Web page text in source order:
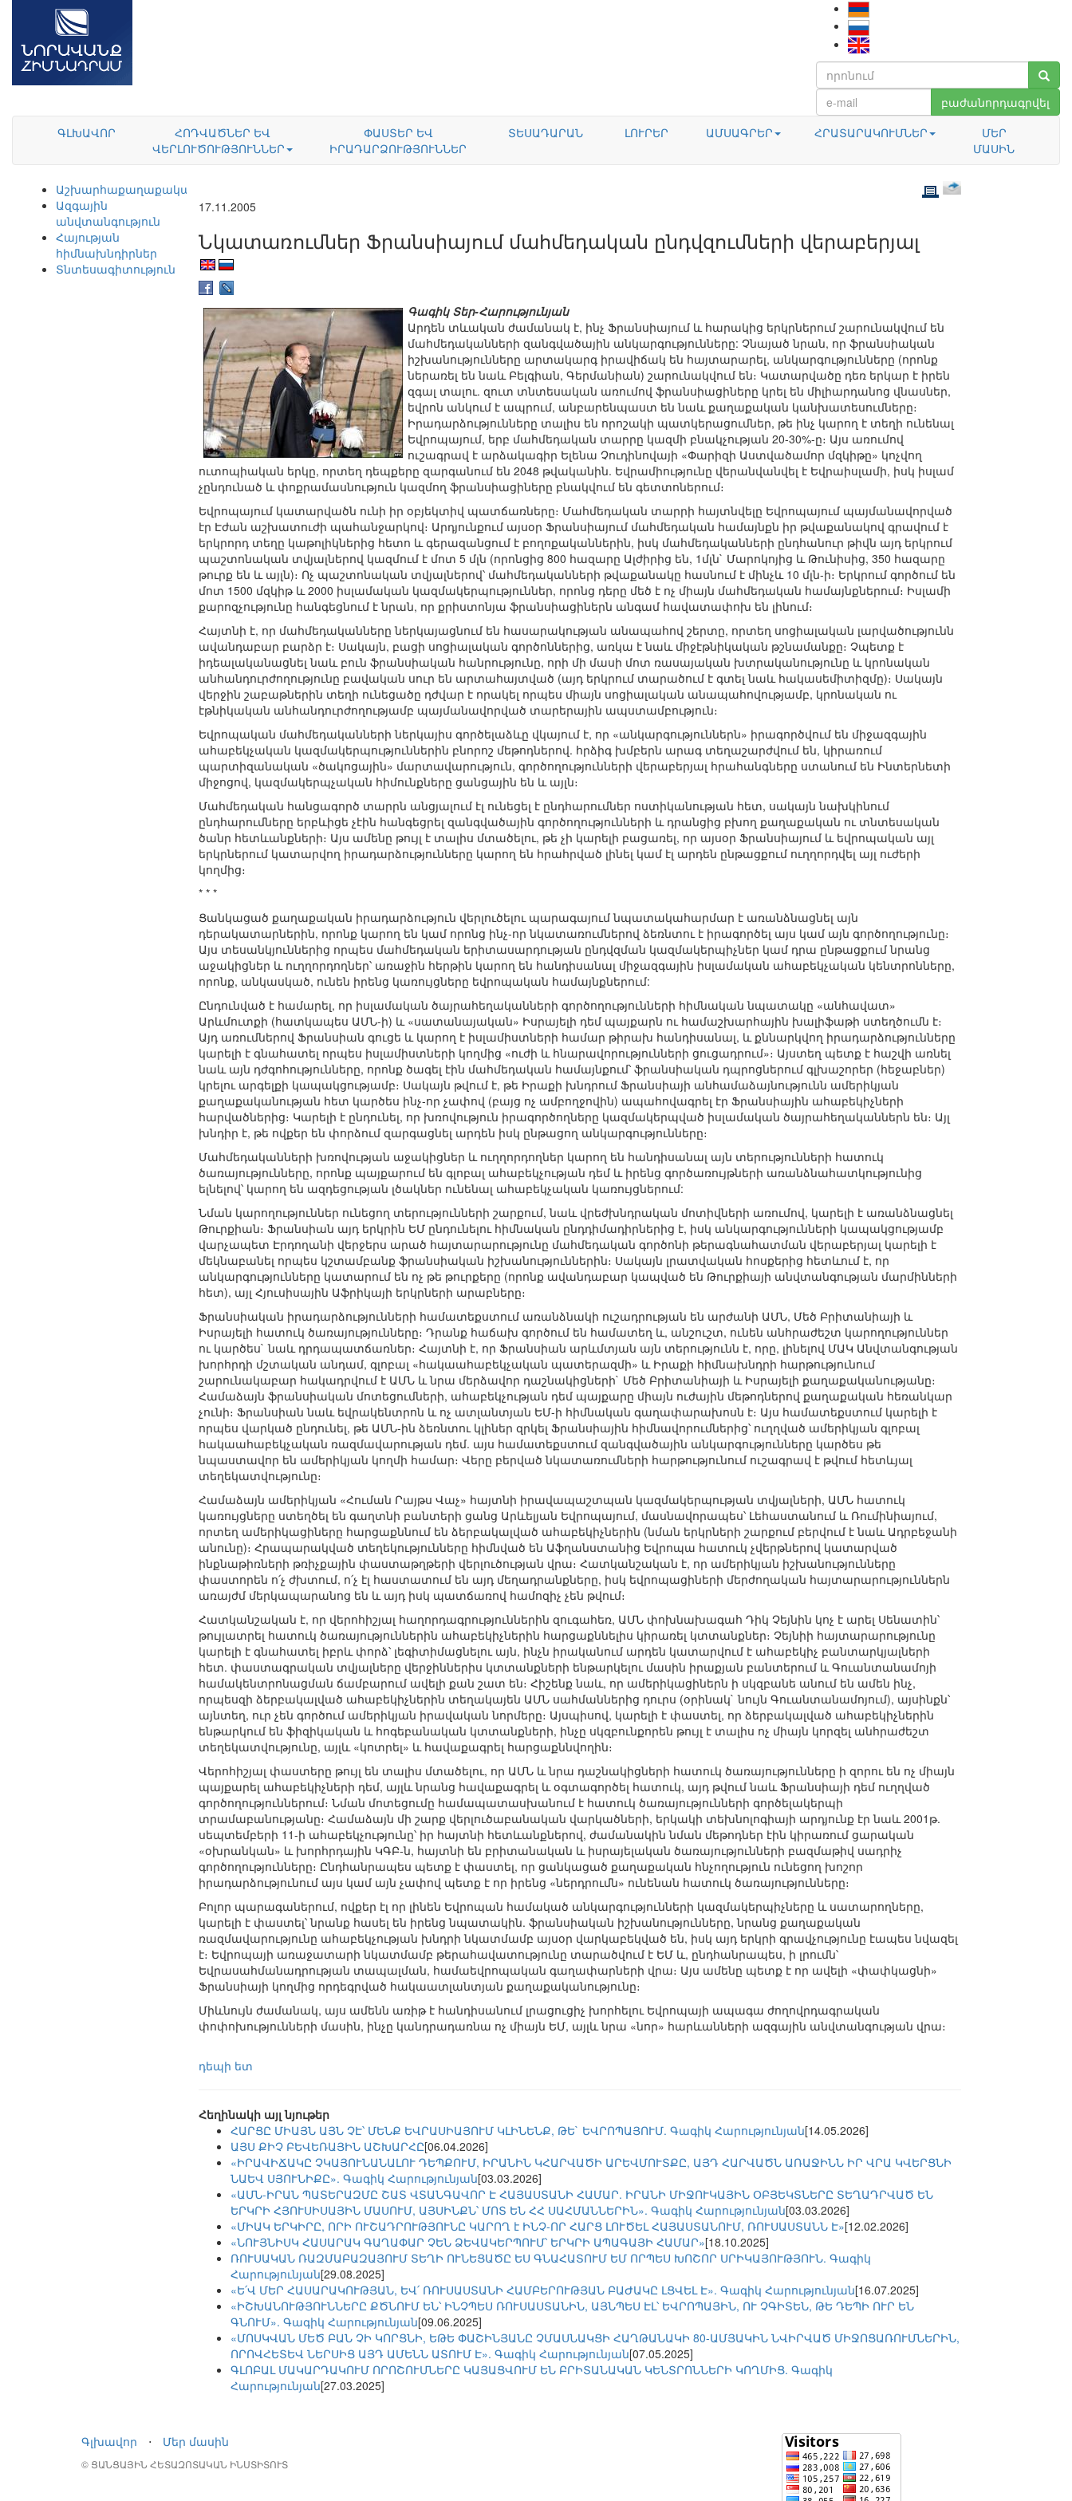
բաժանորդագրվել
ԳԼԽԱՎՈՐ
ՀՈԴՎԱԾՆԵՐ ԵՎ
ՎԵՐԼՈՒԾՈՒԹՅՈՒՆՆԵՐ
ՓԱՍՏԵՐ ԵՎ
ԻՐԱԴԱՐՁՈՒԹՅՈՒՆՆԵՐ
ՏԵՍԱԴԱՐԱՆ ԼՈՒՐԵՐ ԱՄՍԱԳՐԵՐ ՀՐԱՏԱՐԱԿՈՒՄՆԵՐ
ՄԵՐ
ՄԱՍԻՆ
Աշխարհաքաղաքականություն
Ազգային
անվտանգություն
Հայության
հիմնախնդիրներ
Տնտեսագիտություն
17.11.2005
Նկատառումներ Ֆրանսիայում մահմեդական ընդվզումների վերաբերյալ
Գագիկ Տեր-Հարությունյան
Արդեն տևական ժամանակ է, ինչ Ֆրանսիայում և հարակից երկրներում շարունակվում են
մահմեդականների զանգվածային անկարգությունները: Չնայած նրան, որ ֆրանսիական
իշխանությունները արտակարգ իրավիճակ են հայտարարել, անկարգությունները (որոնք
ներառել են նաև Բելգիան, Գերմանիան) շարունակվում են։ Կատարվածը դեռ երկար է իրեն
զգալ տալու. զուտ տնտեսական առումով ֆրանսիացիները կրել են միլիարդանոց վնասներ,
եվրոն անկում է ապրում, անբարենպաստ են նաև քաղաքական կանխատեսումները։
Իրադարձությունները տալիս են որոշակի պատկերացումներ, թե ինչ կարող է տեղի ունենալ
Եվրոպայում, երբ մահմեդական տարրը կազմի բնակչության 20-30%-ը։ Այս առումով
ուշագրավ է արձակագիր Ելենա Չուդինովայի «Փարիզի Աստվածամոր մզկիթը» կոչվող
ուտոպիական երկը, որտեղ դեպքերը զարգանում են 2048 թվականին. Եվրամիությունը վերանվանվել է Եվրաիսլամի, իսկ իսլամ
չընդունած և փոքրամասնություն կազմող ֆրանսիացիները բնակվում են գետտոներում։
Եվրոպայում կատարվածն ունի իր օբյեկտիվ պատճառները։ Մահմեդական տարրի հայտնվելը Եվրոպայում պայմանավորված
էր Էժան աշխատուժի պահանջարկով։ Արդյունքում այսօր Ֆրանսիայում մահմեդական համայնքն իր թվաքանակով գրավում է
երկրորդ տեղը կաթոլիկներից հետո և գերազանցում է բողոքականներին, իսկ մահմեդականների ընդհանուր թիվն այդ երկրում
պաշտոնական տվյալներով կազմում է մոտ 5 մլն (որոնցից 800 հազարը Ալժիրից են, 1մլն` Մարոկոյից և Թունիսից, 350 հազարը
թուրք են և այլն)։ Ոչ պաշտոնական տվյալներով՝ մահմեդականների թվաքանակը հասնում է մինչև 10 մլն-ի։ Երկրում գործում են
մոտ 1500 մզկիթ և 2000 իսլամական կազմակերպություններ, որոնց դերը մեծ է ոչ միայն մահմեդական համայնքներում։ Իսլամի
քարոզչությունը հանգեցնում է նրան, որ քրիստոնյա ֆրանսիացիներն անգամ հավատափոխ են լինում։
Հայտնի է, որ մահմեդականները ներկայացնում են հասարակության անապահով շերտը, որտեղ սոցիալական լարվածությունն
ավանդաբար բարձր է։ Սակայն, բացի սոցիալական գործոններից, առկա է նաև միջէթնիկական թշնամանքը։ Չպետք է
իդեալականացնել նաև բուն ֆրանսիական հանրությունը, որի մի մասի մոտ ռասայական խտրականությունը և կրոնական
անհանդուրժողությունը բավական սուր են արտահայտված (այդ երկրում տարածում է գտել նաև հակասեմիտիզմը)։ Սակայն
վերջին շաբաթներին տեղի ունեցածը դժվար է որակել որպես միայն սոցիալական անապահովությամբ, կրոնական ու
էթնիկական անհանդուրժողությամբ պայմանավորված տարերային ապստամբություն։
Եվրոպական մահմեդականների ներկայիս գործելաձևը վկայում է, որ «անկարգություններն» իրագործվում են միջազգային
ահաբեկչական կազմակերպություններին բնորոշ մեթոդներով. հրձիգ խմբերն արագ տեղաշարժվում են, կիրառում
պարտիզանական «ծակոցային» մարտավարություն, գործողությունների վերաբերյալ հրահանգները ստանում են Ինտերնետի
միջոցով, կազմակերպչական հիմունքները ցանցային են և այլն։
Մահմեդական հանցագործ տարրն անցյալում էլ ունեցել է ընդհարումներ ոստիկանության հետ, սակայն նախկինում
ընդհարումները երբևիցե չէին հանգեցրել զանգվածային գործողությունների և դրանցից բխող քաղաքական ու տնտեսական
ծանր հետևանքների։ Այս ամենը թույլ է տալիս մտածելու, թե չի կարելի բացառել, որ այսօր Ֆրանսիայում և եվրոպական այլ
երկրներում կատարվող իրադարձությունները կարող են հրահրված լինել կամ էլ արդեն ընթացքում ուղղորդվել այլ ուժերի
կողմից։
* * *
Ցանկացած քաղաքական իրադարձություն վերլուծելու պարագայում նպատակահարմար է առանձնացնել այն
դերակատարներին, որոնք կարող են կամ որոնց ինչ-որ նկատառումներով ձեռնտու է իրագործել այս կամ այն գործողությունը։
Այս տեսանկյուններից որպես մահմեդական երիտասարդության ընդվզման կազմակերպիչներ կամ դրա ընթացքում նրանց
աջակիցներ և ուղղորդողներ՝ առաջին հերթին կարող են հանդիսանալ միջազգային իսլամական ահաբեկչական կենտրոնները,
որոնք, անկասկած, ունեն իրենց կառույցները եվրոպական համայնքներում:
Ընդունված է համարել, որ իսլամական ծայրահեղականների գործողությունների հիմնական նպատակը «անհավատ»
Արևմուտքի (հատկապես ԱՄՆ-ի) և «սատանայական» Իսրայելի դեմ պայքարն ու համաշխարհային խալիֆաթի ստեղծումն է։
Այդ առումներով Ֆրանսիան գուցե և կարող է իսլամիստների համար թիրախ հանդիսանալ, և քննարկվող իրադարձությունները
կարելի է գնահատել որպես իսլամիստների կողմից «ուժի և հնարավորությունների ցուցադրում»։ Այստեղ պետք է հաշվի առնել
նաև այն դժգոհությունները, որոնք ծագել էին մահմեդական համայնքում՝ ֆրանսիական դպրոցներում գլխաշորեր (հեջաբներ)
կրելու արգելքի կապակցությամբ։ Սակայն թվում է, թե Իրաքի խնդրում Ֆրանսիայի անհամաձայնությունն ամերիկյան
քաղաքականության հետ կարծես ինչ-որ չափով (բայց ոչ ամբողջովին) ապահովագրել էր Ֆրանսիային ահաբեկիչների
հարվածներից։ Կարելի է ընդունել, որ խռովություն իրագործողները կազմակերպված իսլամական ծայրահեղականներն են։ Այլ
խնդիր է, թե ովքեր են փորձում զարգացնել արդեն իսկ ընթացող անկարգությունները։
Մահմեդականների խռովության աջակիցներ և ուղղորդողներ կարող են հանդիսանալ այն տերությունների հատուկ
ծառայությունները, որոնք պայքարում են գլոբալ ահաբեկչության դեմ և իրենց գործառույթների առանձնահատկությունից
ելնելով՝ կարող են ազդեցության լծակներ ունենալ ահաբեկչական կառույցներում:
Նման կարողություններ ունեցող տերությունների շարքում, նաև վրեժխնդրական մոտիվների առումով, կարելի է առանձնացնել
Թուրքիան։ Ֆրանսիան այդ երկրին ԵՄ ընդունելու հիմնական ընդդիմադիրներից է, իսկ անկարգությունների կապակցությամբ
վարչապետ Էրդողանի վերջերս արած հայտարարությունը մահմեդական գործոնի թերագնահատման վերաբերյալ կարելի է
մեկնաբանել որպես կշտամբանք ֆրանսիական իշխանություններին։ Սակայն լրատվական հոսքերից հետևում է, որ
անկարգությունները կատարում են ոչ թե թուրքերը (որոնք ավանդաբար կապված են Թուրքիայի անվտանգության մարմինների
հետ), այլ Հյուսիսային Աֆրիկայի երկրների արաբները։
Ֆրանսիական իրադարձությունների համատեքստում առանձնակի ուշադրության են արժանի ԱՄՆ, Մեծ Բրիտանիայի և
Իսրայելի հատուկ ծառայությունները։ Դրանք հաճախ գործում են համատեղ և, անշուշտ, ունեն անհրաժեշտ կարողություններ
ու կարծես` նաև դրդապատճառներ։ Հայտնի է, որ Ֆրանսիան արևմտյան այն տերությունն է, որը, լինելով ՄԱԿ Անվտանգության
խորհրդի մշտական անդամ, գլոբալ «հակաահաբեկչական պատերազմի» և Իրաքի հիմնախնդրի հարթությունում
շարունակաբար հակադրվում է ԱՄՆ և նրա մերձավոր դաշնակիցների` Մեծ Բրիտանիայի և Իսրայելի քաղաքականությանը։
Համաձայն ֆրանսիական մոտեցումների, ահաբեկչության դեմ պայքարը միայն ուժային մեթոդներով քաղաքական հեռանկար
չունի։ Ֆրանսիան նաև եվրակենտրոն և ոչ ատլանտյան ԵՄ-ի հիմնական գաղափարախոսն է։ Այս համատեքստում կարելի է
որպես վարկած ընդունել, թե ԱՄՆ-ին ձեռնտու կլիներ զրկել Ֆրանսիային հիմնավորումներից՝ ուղղված ամերիկյան գլոբալ
հակաահաբեկչական ռազմավարության դեմ. այս համատեքստում զանգվածային անկարգությունները կարծես թե
նպաստավոր են ամերիկյան կողմի համար։ Վերը բերված նկատառումների հարթությունում ուշագրավ է թվում հետևյալ
տեղեկատվությունը։
Համաձայն ամերիկյան «Հուման Րայթս Վաչ» հայտնի իրավապաշտպան կազմակերպության տվյալների, ԱՄՆ հատուկ
կառույցները ստեղծել են գաղտնի բանտերի ցանց Արևելյան Եվրոպայում, մասնավորապես՝ Լեհաստանում և Ռումինիայում,
որտեղ ամերիկացիները հարցաքննում են ձերբակալված ահաբեկիչներին (նման երկրների շարքում բերվում է նաև Ադրբեջանի
անունը)։ Հրապարակված տեղեկությունները հիմնված են Աֆղանստանից Եվրոպա հատուկ չվերթներով կատարված
ինքնաթիռների թռիչքային փաստաթղթերի վերլուծության վրա։ Հատկանշական է, որ ամերիկյան իշխանությունները
փաստորեն ո՛չ ժխտում, ո՛չ էլ հաստատում են այդ մեղադրանքները, իսկ եվրոպացիների մերժողական հայտարարություններն
առայժմ մերկապարանոց են և այդ իսկ պատճառով համոզիչ չեն թվում։
Հատկանշական է, որ վերոհիշյալ հաղորդագրություններին զուգահեռ, ԱՄՆ փոխնախագահ Դիկ Չեյնին կոչ է արել Սենատին՝
թույլատրել հատուկ ծառայություններին ահաբեկիչներին հարցաքննելիս կիրառել կտտանքներ։ Չեյնիի հայտարարությունը
կարելի է գնահատել իբրև փորձ՝ լեգիտիմացնելու այն, ինչն իրականում արդեն կատարվում է ահաբեկիչ բանտարկյալների
հետ. փաստագրական տվյալները վերջիններիս կտտանքների ենթարկելու մասին իրաքյան բանտերում և Գուանտանամոյի
համակենտրոնացման ճամբարում ավելի քան շատ են։ Հիշենք նաև, որ ամերիկացիներն ի սկզբանե անում են ամեն ինչ,
որպեսզի ձերբակալված ահաբեկիչներին տեղակայեն ԱՄՆ սահմաններից դուրս (օրինակ` նույն Գուանտանամոյում), այսինքն՝
այնտեղ, ուր չեն գործում ամերիկյան իրավական նորմերը։ Այսպիսով, կարելի է փաստել, որ ձերբակալված ահաբեկիչներին
ենթարկում են ֆիզիկական և հոգեբանական կտտանքների, ինչը սկզբունքորեն թույլ է տալիս ոչ միայն կորզել անհրաժեշտ
տեղեկատվությունը, այլև «կոտրել» և հավաքագրել հարցաքննվողին։
Վերոհիշյալ փաստերը թույլ են տալիս մտածելու, որ ԱՄՆ և նրա դաշնակիցների հատուկ ծառայությունները ի զորու են ոչ միայն
պայքարել ահաբեկիչների դեմ, այլև նրանց հավաքագրել և օգտագործել հատուկ, այդ թվում նաև Ֆրանսիայի դեմ ուղղված
գործողություններում։ Նման մոտեցումը համապատասխանում է հատուկ ծառայությունների գործելակերպի
տրամաբանությանը։ Համաձայն մի շարք վերլուծաբանական վարկածների, երկակի տեխնոլոգիայի արդյունք էր նաև 2001թ.
սեպտեմբերի 11-ի ահաբեկչությունը՝ իր հայտնի հետևանքներով, ժամանակին նման մեթոդներ էին կիրառում ցարական
«օխրանկան» և խորհրդային ԿԳԲ-ն, հայտնի են բրիտանական և իսրայելական ծառայությունների բազմաթիվ սադրիչ
գործողությունները։ Ընդհանրապես պետք է փաստել, որ ցանկացած քաղաքական հնչողություն ունեցող խոշոր
իրադարձությունում այս կամ այն չափով պետք է որ իրենց «ներդրումն» ունենան հատուկ ծառայությունները։
Բոլոր պարագաներում, ովքեր էլ որ լինեն Եվրոպան համակած անկարգությունների կազմակերպիչները և սատարողները,
կարելի է փաստել՝ նրանք հասել են իրենց նպատակին. ֆրանսիական իշխանությունները, նրանց քաղաքական
ռազմավարությունը ահաբեկչության խնդրի նկատմամբ այսօր վարկաբեկված են, իսկ այդ երկրի գրավչությունը էապես նվազել
է։ Եվրոպայի առաջատարի նկատմամբ թերահավատությունը տարածվում է ԵՄ և, ընդհանրապես, ի լրումն՝
Եվրասահմանադրության տապալման, համաեվրոպական գաղափարների վրա։ Այս ամենը պետք է որ ավելի «փափկացնի»
Ֆրանսիայի կողմից որդեգրված հակաատլանտյան քաղաքականությունը։
Միևնույն ժամանակ, այս ամենն առիթ է հանդիսանում լրացուցիչ խորհելու Եվրոպայի ապագա ժողովրդագրական
փոփոխությունների մասին, ինչը կանդրադառնա ոչ միայն ԵՄ, այլև նրա «նոր» հարևանների ազգային անվտանգության վրա։
դեպի ետ
Հեղինակի այլ նյութեր
ՀԱՐՑԸ ՄԻԱՅՆ ԱՅՆ ՉԷ՝ ՄԵՆՔ ԵՎՐԱՍԻԱՅՈՒՄ ԿԼԻՆԵՆՔ, ԹԵ` ԵՎՐՈՊԱՅՈՒՄ. Գագիկ Հարությունյան[14.05.2026]
ԱՅՍ ՔԻՉ ԲԵՎԵՌԱՅԻՆ ԱՇԽԱՐՀԸ[06.04.2026]
«ԻՐԱՎԻՃԱԿԸ ՉԿԱՅՈՒՆԱՆԱԼՈՒ ԴԵՊՔՈՒՄ, ԻՐԱՆԻՆ ԿՀԱՐՎԱԾԻ ԱՐԵՎՄՈՒՏՔԸ, ԱՅԴ ՀԱՐՎԱԾՆ ԱՌԱՋԻՆՆ ԻՐ ՎՐԱ ԿՎԵՐՑՆԻ
ՆԱԵՎ ՍՅՈՒՆԻՔԸ». Գագիկ Հարությունյան[03.03.2026]
«ԱՄՆ-ԻՐԱՆ ՊԱՏԵՐԱԶՄԸ ՇԱՏ ՎՏԱՆԳԱՎՈՐ Է ՀԱՅԱՍՏԱՆԻ ՀԱՄԱՐ. ԻՐԱՆԻ ՄԻՋՈՒԿԱՅԻՆ ՕԲՅԵԿՏՆԵՐԸ ՏԵՂԱԴՐՎԱԾ ԵՆ
ԵՐԿՐԻ ՀՅՈՒՍԻՍԱՅԻՆ ՄԱՍՈՒՄ, ԱՅՍԻՆՔՆ՝ ՄՈՏ ԵՆ ՀՀ ՍԱՀՄԱՆՆԵՐԻՆ». Գագիկ Հարությունյան[03.03.2026]
«ՄԻԱԿ ԵՐԿԻՐԸ, ՈՐԻ ՈՒՇԱԴՐՈՒԹՅՈՒՆԸ ԿԱՐՈՂ է ԻՆՉ-ՈՐ ՀԱՐՑ ԼՈՒԾԵԼ ՀԱՅԱՍՏԱՆՈՒՄ, ՌՈՒՍԱՍՏԱՆՆ Է»[12.02.2026]
«ՆՈՒՅՆԻՍԿ ՀԱՍԱՐԱԿ ԳԱՂԱՓԱՐ ՉԵՆ ՁԵՎԱԿԵՐՊՈՒՄ՝ ԵՐԿՐԻ ԱՊԱԳԱՅԻ ՀԱՄԱՐ»[18.10.2025]
ՌՈՒՍԱԿԱՆ ՌԱԶՄԱԲԱԶԱՅՈՒՄ ՏԵՂԻ ՈՒՆԵՑԱԾԸ ԵՍ ԳՆԱՀԱՏՈՒՄ ԵՄ ՈՐՊԵՍ ԽՈՇՈՐ ՍՐԻԿԱՅՈՒԹՅՈՒՆ. Գագիկ
Հարությունյան[29.08.2025]
«Ե՛Վ ՄԵՐ ՀԱՍԱՐԱԿՈՒԹՅԱՆ, ԵՎ՛ ՌՈՒՍԱՍՏԱՆԻ ՀԱՄԲԵՐՈՒԹՅԱՆ ԲԱԺԱԿԸ ԼՑՎԵԼ Է». Գագիկ Հարությունյան[16.07.2025]
«ԻՇԽԱՆՈՒԹՅՈՒՆՆԵՐԸ ՔԾՆՈՒՄ ԵՆ՝ ԻՆՉՊԵՍ ՌՈՒՍԱՍՏԱՆԻՆ, ԱՅՆՊԵՍ ԷԼ՝ ԵՎՐՈՊԱՅԻՆ, ՈՒ ՉԳԻՏԵՆ, ԹԵ ԴԵՊԻ ՈՒՐ ԵՆ
ԳՆՈՒՄ». Գագիկ Հարությունյան[09.06.2025]
«ՄՈՍԿՎԱՆ ՄԵԾ ԲԱՆ ՉԻ ԿՈՐՑՆԻ, ԵԹԵ ՓԱՇԻՆՅԱՆԸ ՉՄԱՍՆԱԿՑԻ ՀԱՂԹԱՆԱԿԻ 80-ԱՄՅԱԿԻՆ ՆՎԻՐՎԱԾ ՄԻՋՈՑԱՌՈՒՄՆԵՐԻՆ,
ՈՐՈՎՀԵՏԵՎ ՆԵՐՍԻՑ ԱՅԴ ԱՄԵՆՆ ԱՏՈՒՄ Է». Գագիկ Հարությունյան[07.05.2025]
ԳԼՈԲԱԼ ՄԱԿԱՐԴԱԿՈՒՄ ՈՐՈՇՈՒՄՆԵՐԸ ԿԱՅԱՑՎՈՒՄ ԵՆ ԲՐԻՏԱՆԱԿԱՆ ԿԵՆՏՐՈՆՆԵՐԻ ԿՈՂՄԻՑ. Գագիկ
Հարությունյան[27.03.2025]
Գլխավոր ⋅ Մեր մասին
© ՑԱՆՑԱՅԻՆ ՀԵՏԱԶՈՏԱԿԱՆ ԻՆՍՏԻՏՈՒՏ